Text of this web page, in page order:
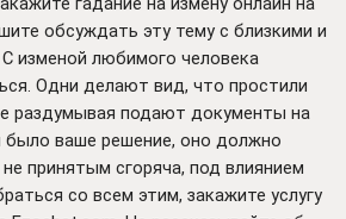
обсуждать эту тему с близкими и
изменой любимого человека
Одни делают вид, что простили
раздумывая подают документы на
было ваше решение, оно должно
принятым сгоряча, под влиянием
со всем этим, закажите услугу